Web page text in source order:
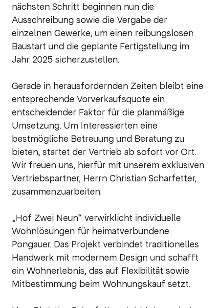
nächsten Schritt beginnen nun die
Ausschreibung sowie die Vergabe der
einzelnen Gewerke, um einen reibungslosen
Baustart und die geplante Fertigstellung im
Jahr 2025 sicherzustellen.
Gerade in herausfordernden Zeiten bleibt eine
entsprechende Vorverkaufsquote ein
entscheidender Faktor für die planmäßige
Umsetzung. Um Interessierten eine
bestmögliche Betreuung und Beratung zu
bieten, startet der Vertrieb ab sofort vor Ort.
Wir freuen uns, hierfür mit unserem exklusiven
Vertriebspartner, Herrn Christian Scharfetter,
zusammenzuarbeiten.
„Hof Zwei Neun“ verwirklicht individuelle
Wohnlösungen für heimatverbundene
Pongauer. Das Projekt verbindet traditionelles
Handwerk mit modernem Design und schafft
ein Wohnerlebnis, das auf Flexibilität sowie
Mitbestimmung beim Wohnungskauf setzt.